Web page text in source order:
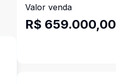
Valor venda
R$ 659.000,00